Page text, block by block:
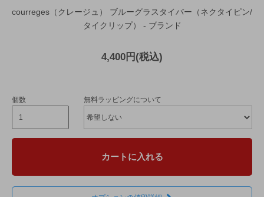
courreges（クレージュ） ブルーグラスタイバー（ネクタイピン/
タイクリップ） - ブランド
4,400円(税込)
個数 無料ラッピングについて
カートに入れる